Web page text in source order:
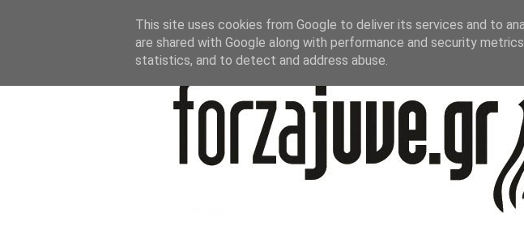
This site uses cookies from Google to deliver its services and to
are shared with Google along with performance and security
statistics, and to detect and address abuse.